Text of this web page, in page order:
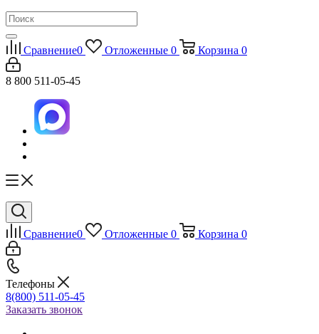
Сравнение0 Отложенные 0 Корзина 0
8 800 511-05-45
Сравнение0 Отложенные 0 Корзина 0
Телефоны
8(800) 511-05-45
Заказать звонок